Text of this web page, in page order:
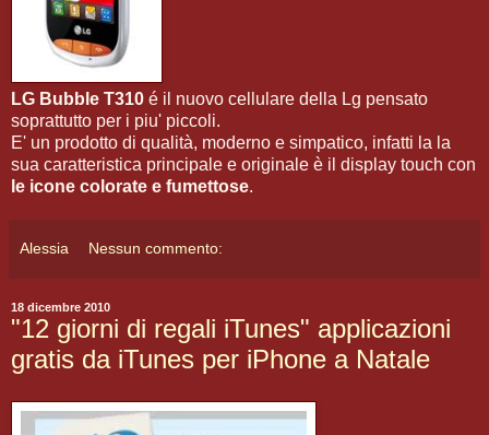
LG Bubble T310 é il nuovo cellulare della Lg pensato
soprattutto per i piu' piccoli.
E' un prodotto di qualità, moderno e simpatico, infatti la la
sua caratteristica principale e originale è il display touch con
le icone colorate e fumettose.
Alessia Nessun commento:
18 dicembre 2010
"12 giorni di regali iTunes" applicazioni
gratis da iTunes per iPhone a Natale